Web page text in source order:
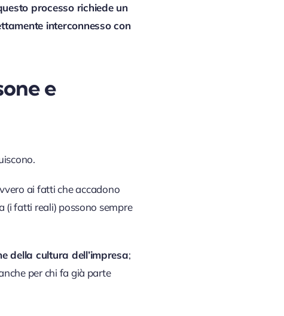
processo richiede un
interconnesso con
e
ai fatti che accadono
(i fatti reali) possono sempre
della cultura dell’impresa;
per chi fa già parte